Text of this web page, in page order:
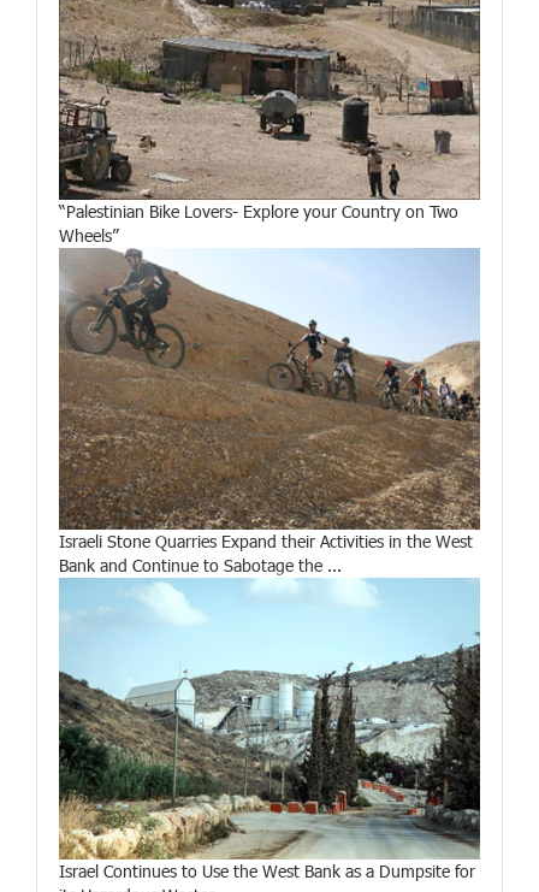
“Palestinian Bike Lovers- Explore your Country on Two
Wheels”
Israeli Stone Quarries Expand their Activities in the West
Bank and Continue to Sabotage the ...
Israel Continues to Use the West Bank as a Dumpsite for